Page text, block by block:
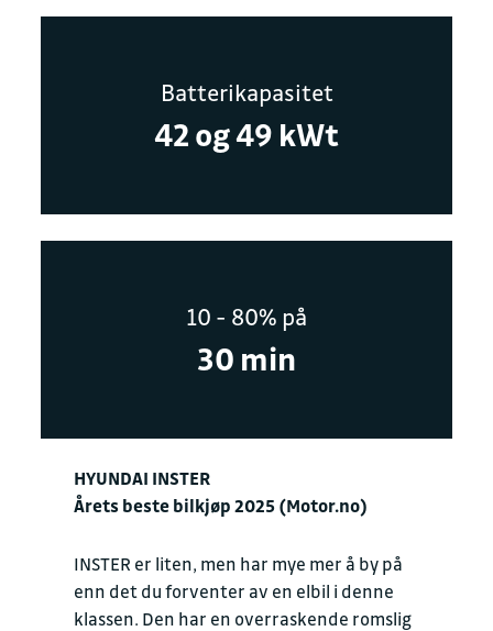
Batterikapasitet
42 og 49 kWt
10 - 80% på
30 min
HYUNDAI INSTER
Årets beste bilkjøp 2025 (Motor.no)
INSTER er liten, men har mye mer å by på
enn det du forventer av en elbil i denne
klassen. Den har en overraskende romslig